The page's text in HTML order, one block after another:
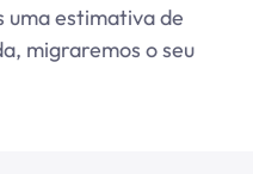
uma estimativa de
migraremos o seu